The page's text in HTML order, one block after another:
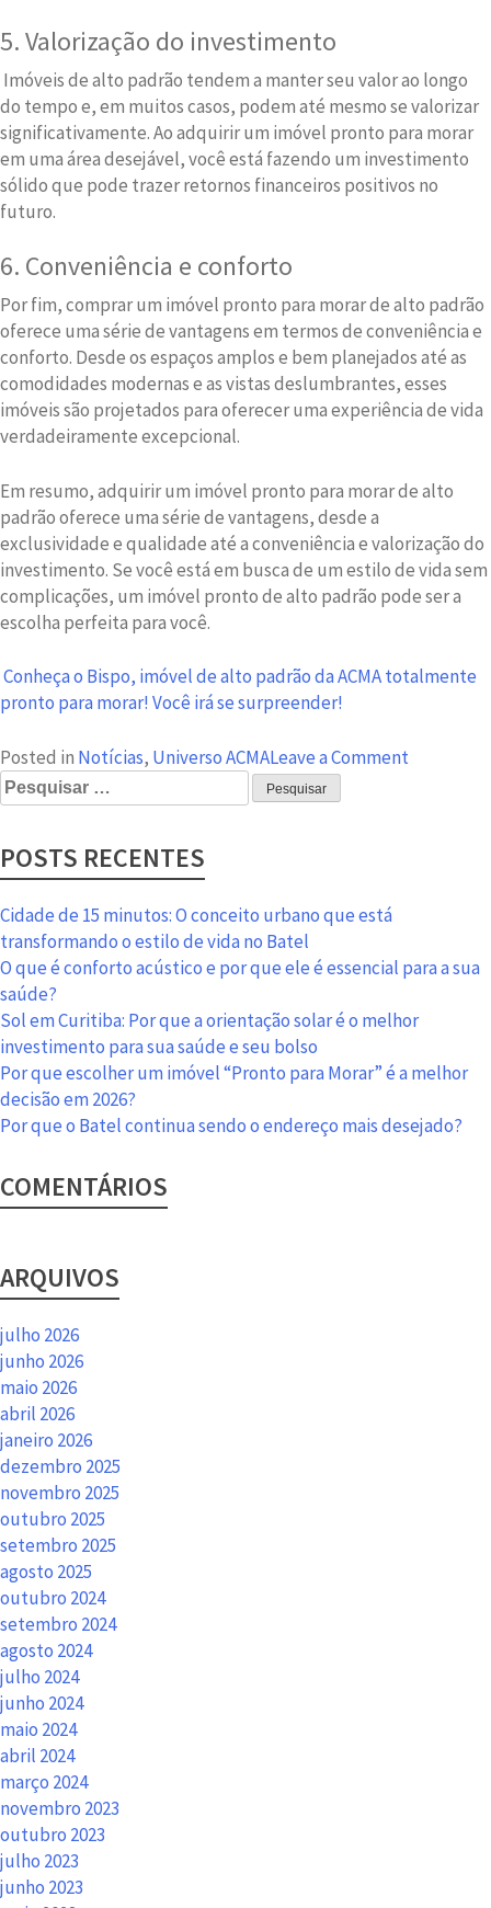
5. Valorização do investimento
Imóveis de alto padrão tendem a manter seu valor ao longo
do tempo e, em muitos casos, podem até mesmo se valorizar
significativamente. Ao adquirir um imóvel pronto para morar
em uma área desejável, você está fazendo um investimento
sólido que pode trazer retornos financeiros positivos no
futuro.
6. Conveniência e conforto
Por fim, comprar um imóvel pronto para morar de alto padrão
oferece uma série de vantagens em termos de conveniência e
conforto. Desde os espaços amplos e bem planejados até as
comodidades modernas e as vistas deslumbrantes, esses
imóveis são projetados para oferecer uma experiência de vida
verdadeiramente excepcional.
Em resumo, adquirir um imóvel pronto para morar de alto
padrão oferece uma série de vantagens, desde a
exclusividade e qualidade até a conveniência e valorização do
investimento. Se você está em busca de um estilo de vida sem
complicações, um imóvel pronto de alto padrão pode ser a
escolha perfeita para você.
Conheça o Bispo, imóvel de alto padrão da ACMA totalmente
pronto para morar! Você irá se surpreender!
Posted in Notícias, Universo ACMALeave a Comment
para
de
Padrão
Pesquisar
por:
POSTS RECENTES
Cidade de 15 minutos: O conceito urbano que está
transformando o estilo de vida no Batel
O que é conforto acústico e por que ele é essencial para a sua
saúde?
Sol em Curitiba: Por que a orientação solar é o melhor
investimento para sua saúde e seu bolso
Por que escolher um imóvel “Pronto para Morar” é a melhor
decisão em 2026?
Por que o Batel continua sendo o endereço mais desejado?
COMENTÁRIOS
ARQUIVOS
julho 2026
junho 2026
maio 2026
abril 2026
janeiro 2026
dezembro 2025
novembro 2025
outubro 2025
setembro 2025
agosto 2025
outubro 2024
setembro 2024
agosto 2024
julho 2024
junho 2024
maio 2024
abril 2024
março 2024
novembro 2023
outubro 2023
julho 2023
junho 2023